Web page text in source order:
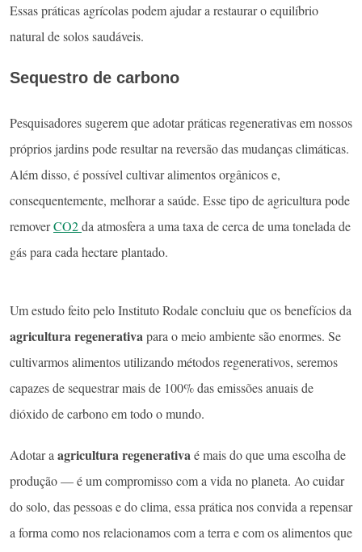
Essas práticas agrícolas podem ajudar a restaurar o equilíbrio
natural de solos saudáveis.
Sequestro de carbono
Pesquisadores sugerem que adotar práticas regenerativas em nossos
próprios jardins pode resultar na reversão das mudanças climáticas.
Além disso, é possível cultivar alimentos orgânicos e,
consequentemente, melhorar a saúde. Esse tipo de agricultura pode
removerCO2da atmosfera a uma taxa de cerca de uma tonelada de
gás para cada hectare plantado.
Um estudo feito pelo Instituto Rodale concluiu que os benefícios da
agricultura regenerativapara o meio ambiente são enormes. Se
cultivarmos alimentos utilizando métodos regenerativos, seremos
capazes de sequestrar mais de 100% das emissões anuais de
dióxido de carbono em todo o mundo.
Adotar aagricultura regenerativaé mais do que uma escolha de
produção — é um compromisso com a vida no planeta. Ao cuidar
do solo, das pessoas e do clima, essa prática nos convida a repensar
a forma como nos relacionamos com a terra e com os alimentos que